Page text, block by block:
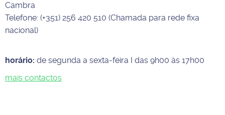
Cambra
Telefone: (+351) 256 420 510 (Chamada para rede fixa
nacional)
horário: de segunda a sexta-feira I das 9h00 às 17h00
mais contactos